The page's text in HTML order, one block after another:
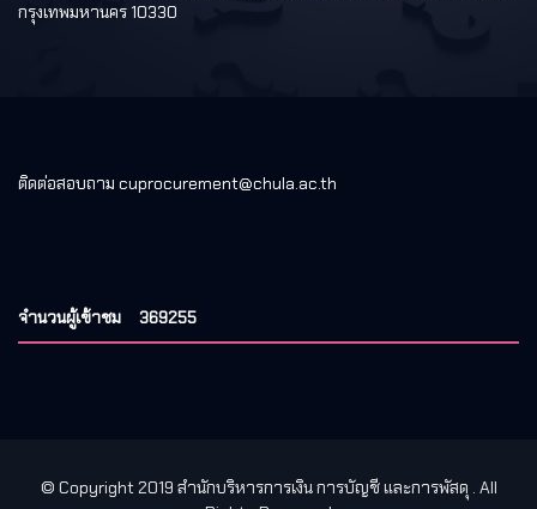
กรุงเทพมหานคร 10330
ติดต่อสอบถาม cuprocurement@chula.ac.th
จำนวนผู้เข้าชม 369255
© Copyright 2019 สำนักบริหารการเงิน การบัญชี และการพัสดุ . All